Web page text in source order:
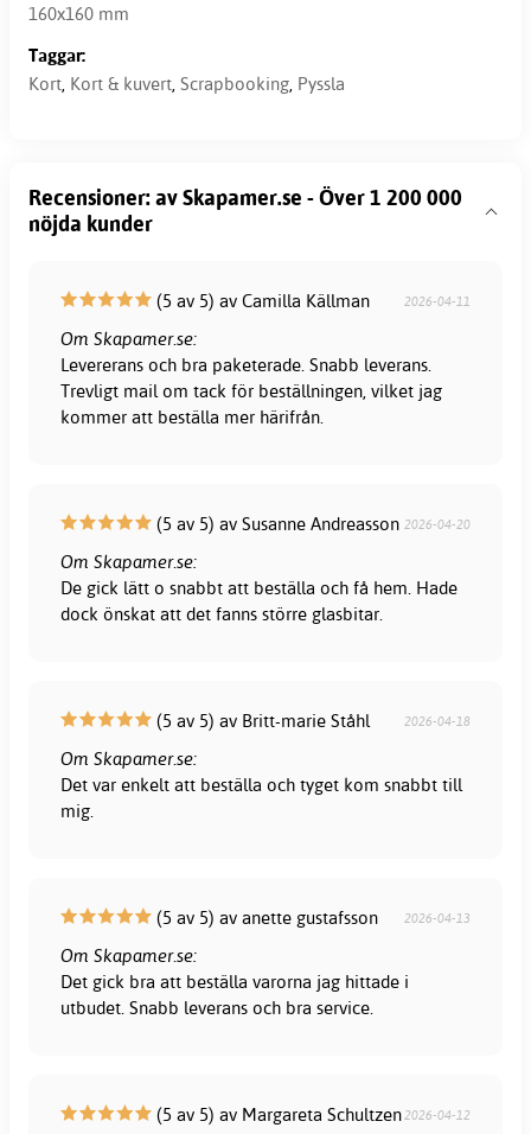
160x160 mm
Taggar:
Kort Kort & kuvert Scrapbooking Pyssla
Recensioner: av Skapamer.se - Över 1 200 000
nöjda kunder
(5 av 5) av Camilla Källman 2026-04-11
Om Skapamer.se:
Levererans och bra paketerade. Snabb leverans.
Trevligt mail om tack för beställningen, vilket jag
kommer att beställa mer härifrån.
(5 av 5) av Susanne Andreasson 2026-04-20
Om Skapamer.se:
De gick lätt o snabbt att beställa och få hem. Hade
dock önskat att det fanns större glasbitar.
(5 av 5) av Britt-marie Ståhl 2026-04-18
Om Skapamer.se:
Det var enkelt att beställa och tyget kom snabbt till
mig.
(5 av 5) av anette gustafsson 2026-04-13
Om Skapamer.se:
Det gick bra att beställa varorna jag hittade i
utbudet. Snabb leverans och bra service.
(5 av 5) av Margareta Schultzen 2026-04-12